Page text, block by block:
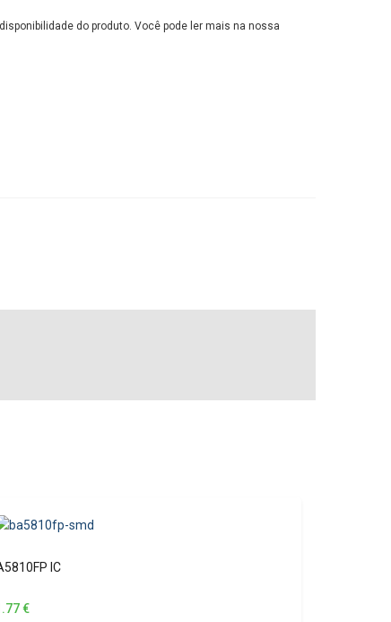
do produto. Você pode ler mais na nossa
IC
€